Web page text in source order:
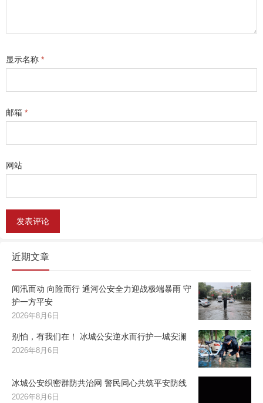
显示名称 *
邮箱 *
网站
近期文章
闻汛而动 向险而行 通河公安全力迎战极端暴雨 守
护一方平安
2026年8月6日
别怕，有我们在！ 冰城公安逆水而行护一城安澜
2026年8月6日
冰城公安织密群防共治网 警民同心共筑平安防线
2026年8月6日